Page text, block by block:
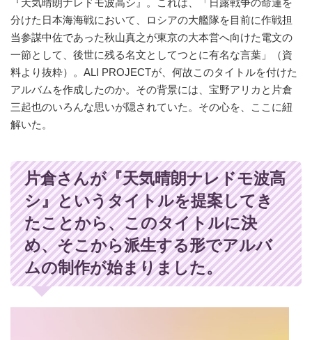
分けた日本海海戦において、ロシアの大艦隊を目前に作戦担
当参謀中佐であった秋山真之が東京の大本営へ向けた電文の
一節として、後世に残る名文としてつとに有名な言葉」（資
料より抜粋）。ALI PROJECTが、何故このタイトルを付けた
アルバムを作成したのか。その背景には、宝野アリカと片倉
三起也のいろんな思いが隠されていた。その心を、ここに紐
解いた。
片倉さんが『天気晴朗ナレドモ波高
シ』というタイトルを提案してき
たことから、このタイトルに決
め、そこから派生する形でアルバ
ムの制作が始まりました。